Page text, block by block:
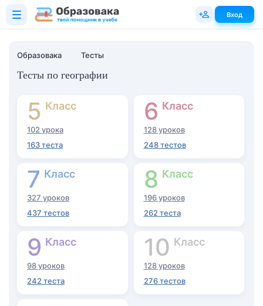
Образовака Тесты
Тесты по географии
5 Класс
102 урока
163 теста
6 Класс
128 уроков
248 тестов
7 Класс
327 уроков
437 тестов
8 Класс
196 уроков
262 теста
9 Класс
98 уроков
242 теста
10 Класс
128 уроков
276 тестов
Вход